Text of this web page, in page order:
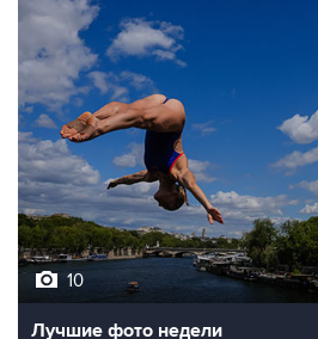
10
Лучшие фото недели